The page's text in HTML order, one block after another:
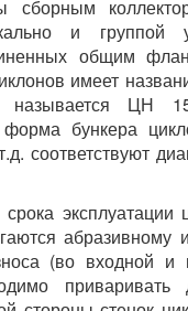
сборным
и группой
общим
имеет
называется ЦН
бункера
соответствуют
эксплуатации
абразивному
(во входной и
приваривать